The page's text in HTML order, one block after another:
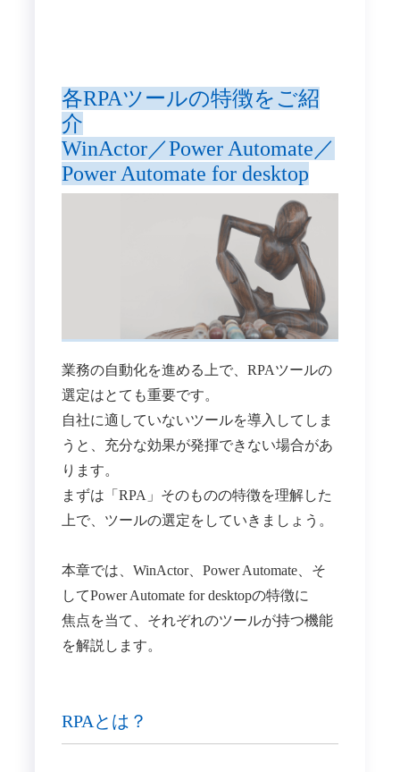
各RPAツールの特徴をご紹
介
WinActor／Power Automate／
Power Automate for desktop
業務の自動化を進める上で、RPAツールの
選定はとても重要です。
自社に適していないツールを導入してしま
うと、充分な効果が発揮できない場合があ
ります。
まずは「RPA」そのものの特徴を理解した
上で、ツールの選定をしていきましょう。
本章では、WinActor、Power Automate、そ
してPower Automate for desktopの特徴に
焦点を当て、それぞれのツールが持つ機能
を解説します。
RPAとは？